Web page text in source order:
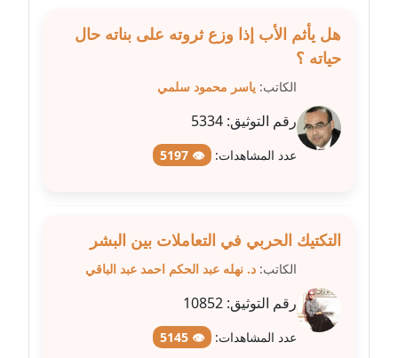
مدونة صفا غنيم
مدونة صفية الجيار
عاملة
عاملة
هل يأثم الأب إذا وزع ثروته على بناته حال
حياته ؟
الكاتب: ياسر محمود سلمي
رقم التوثيق: 5334
عدد المشاهدات: 👁 5197
التكتيك الحربي في التعاملات بين البشر
الكاتب: د. نهله عبد الحكم احمد عبد الباقي
رقم التوثيق: 10852
عدد المشاهدات: 👁 5145